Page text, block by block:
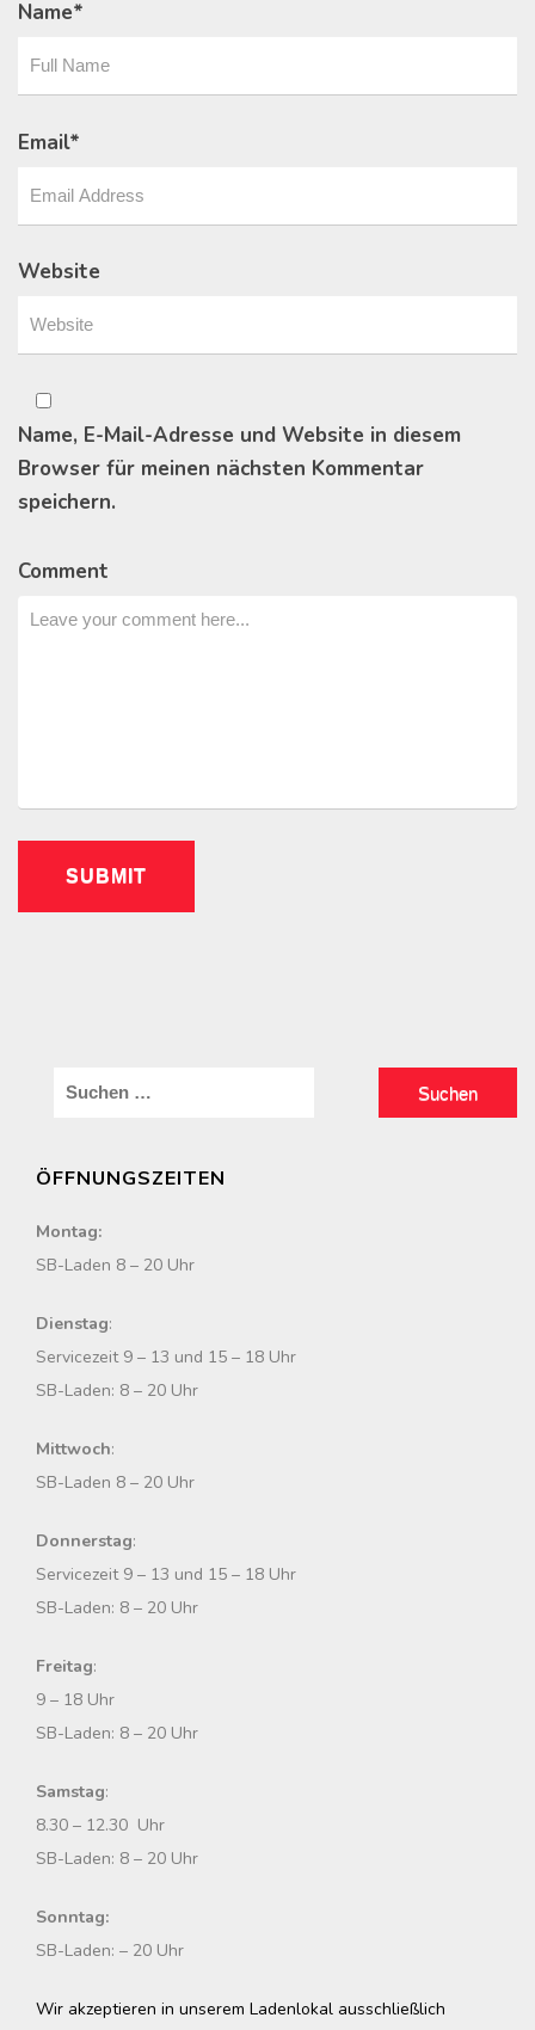
Name*
Email*
Website
Name, E-Mail-Adresse und Website in diesem
Browser für meinen nächsten Kommentar
speichern.
Comment
h
a
c
h
ÖFFNUNGSZEITEN
Montag:
SB-Laden 8 – 20 Uhr
Dienstag:
Servicezeit 9 – 13 und 15 – 18 Uhr
SB-Laden: 8 – 20 Uhr
Mittwoch:
SB-Laden 8 – 20 Uhr
Donnerstag:
Servicezeit 9 – 13 und 15 – 18 Uhr
SB-Laden: 8 – 20 Uhr
Freitag:
9 – 18 Uhr
SB-Laden: 8 – 20 Uhr
Samstag:
8.30 – 12.30 Uhr
SB-Laden: 8 – 20 Uhr
Sonntag:
SB-Laden: – 20 Uhr
Wir akzeptieren in unserem Ladenlokal ausschließlich